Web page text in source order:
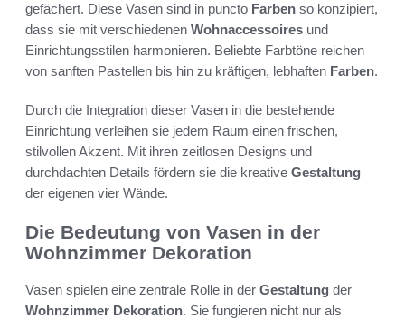
gefächert. Diese Vasen sind in puncto Farben so konzipiert,
dass sie mit verschiedenen Wohnaccessoires und
Einrichtungsstilen harmonieren. Beliebte Farbtöne reichen
von sanften Pastellen bis hin zu kräftigen, lebhaften Farben.
Durch die Integration dieser Vasen in die bestehende
Einrichtung verleihen sie jedem Raum einen frischen,
stilvollen Akzent. Mit ihren zeitlosen Designs und
durchdachten Details fördern sie die kreative Gestaltung
der eigenen vier Wände.
Die Bedeutung von Vasen in der
Wohnzimmer Dekoration
Vasen spielen eine zentrale Rolle in der Gestaltung der
Wohnzimmer Dekoration. Sie fungieren nicht nur als